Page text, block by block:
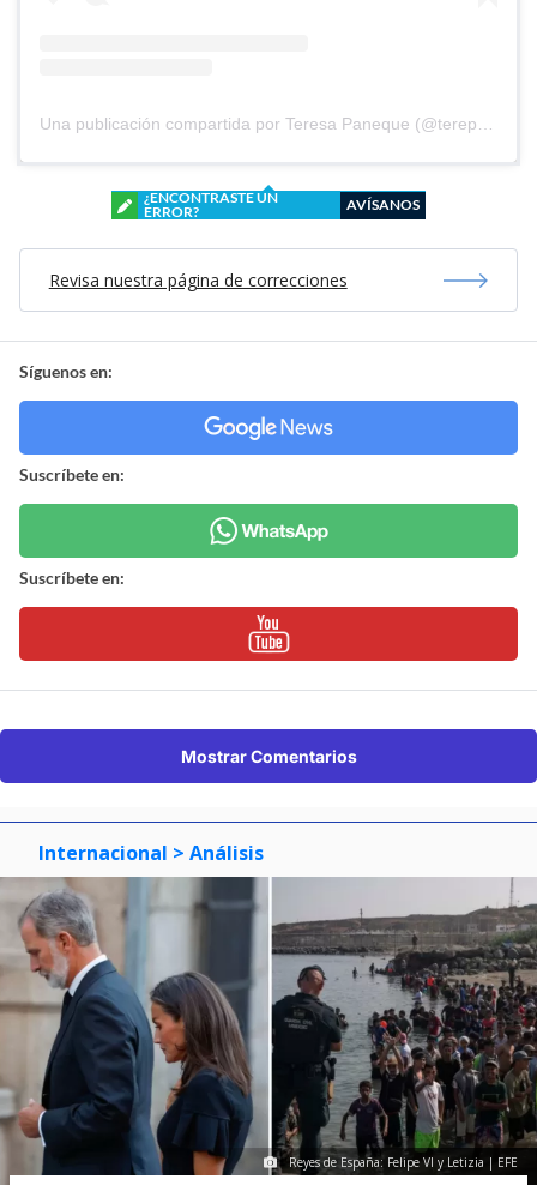
Una publicación compartida por Teresa Paneque (@terepaneque)
¿ENCONTRASTE UN
ERROR?
AVÍSANOS
Revisa nuestra página de correcciones
Síguenos en:
Suscríbete en:
Suscríbete en:
Mostrar Comentarios
Internacional > Análisis
Reyes de España: Felipe VI y Letizia | EFE